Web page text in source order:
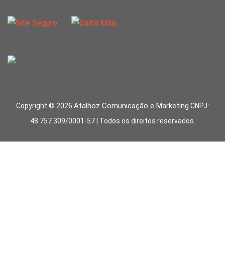
Copyright © 2026 Atalhoz Comunicação e Marketing CNPJ:
48.757.309/0001-57 | Todos os direitos reservados.